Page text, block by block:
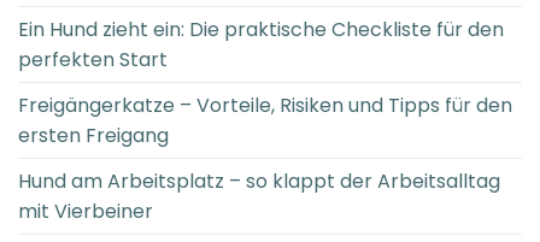
Ein Hund zieht ein: Die praktische Checkliste für den
perfekten Start
Freigängerkatze – Vorteile, Risiken und Tipps für den
ersten Freigang
Hund am Arbeitsplatz – so klappt der Arbeitsalltag
mit Vierbeiner